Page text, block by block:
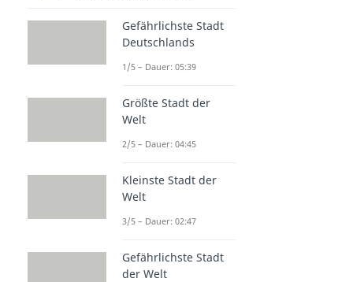
Gefährlichste Stadt
Deutschlands
1/5 – Dauer: 05:39
Größte Stadt der
Welt
2/5 – Dauer: 04:45
Kleinste Stadt der
Welt
3/5 – Dauer: 02:47
Gefährlichste Stadt
der Welt